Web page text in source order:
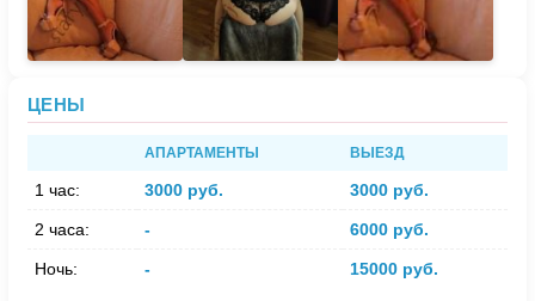
ЦЕНЫ
АПАРТАМЕНТЫ ВЫЕЗД
1 час: 3000 руб. 3000 руб.
2 часа: - 6000 руб.
Ночь: - 15000 руб.